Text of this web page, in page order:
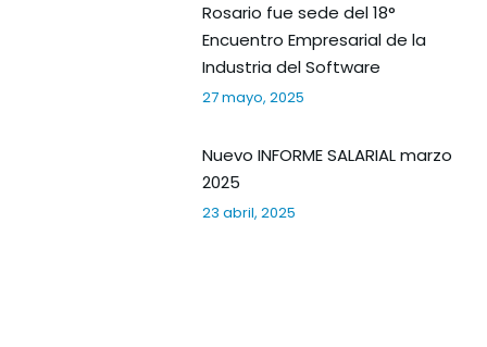
Rosario fue sede del 18°
Encuentro Empresarial de la
Industria del Software
27 mayo, 2025
Nuevo INFORME SALARIAL marzo
2025
23 abril, 2025